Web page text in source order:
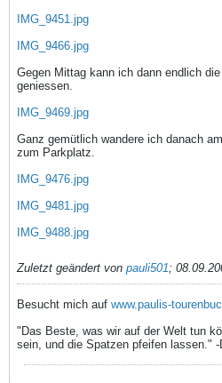
IMG_9451.jpg
IMG_9466.jpg
Gegen Mittag kann ich dann endlich
geniessen.
IMG_9469.jpg
Ganz gemütlich wandere ich danach
zum Parkplatz.
IMG_9476.jpg
IMG_9481.jpg
IMG_9488.jpg
Zuletzt geändert von pauli501;
Besucht mich auf www.paulis-
"Das Beste, was wir auf der Welt tun
sein, und die Spatzen pfeifen lassen."